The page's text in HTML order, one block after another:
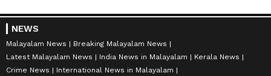
NEWS
Malayalam News
Breaking Malayalam News
Latest Malayalam News
India News in Malayalam
Kerala News
Crime News
International News in Malayalam